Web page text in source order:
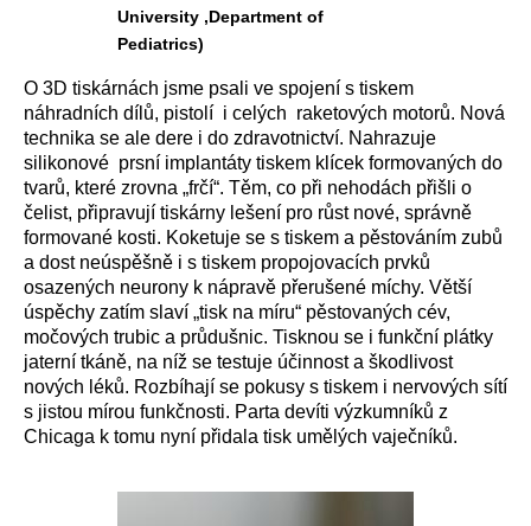
University ,Department of
Pediatrics)
O 3D tiskárnách jsme psali ve spojení s tiskem
náhradních dílů, pistolí i celých raketových motorů. Nová
technika se ale dere i do zdravotnictví. Nahrazuje
silikonové prsní implantáty tiskem klícek formovaných do
tvarů, které zrovna „frčí“. Těm, co při nehodách přišli o
čelist, připravují tiskárny lešení pro růst nové, správně
formované kosti. Koketuje se s tiskem a pěstováním zubů
a dost neúspěšně i s tiskem propojovacích prvků
osazených neurony k nápravě přerušené míchy. Větší
úspěchy zatím slaví „tisk na míru“ pěstovaných cév,
močových trubic a průdušnic. Tisknou se i funkční plátky
jaterní tkáně, na níž se testuje účinnost a škodlivost
nových léků. Rozbíhají se pokusy s tiskem i nervových sítí
s jistou mírou funkčnosti. Parta devíti výzkumníků z
Chicaga k tomu nyní přidala tisk umělých vaječníků.